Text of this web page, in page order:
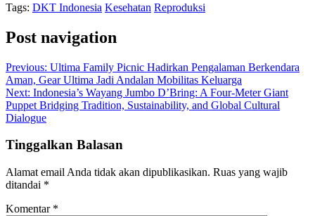
Tags: DKT Indonesia Kesehatan Reproduksi
Post navigation
Previous: Ultima Family Picnic Hadirkan Pengalaman Berkendara
Aman, Gear Ultima Jadi Andalan Mobilitas Keluarga
Next: Indonesia’s Wayang Jumbo D’Bring: A Four-Meter Giant
Puppet Bridging Tradition, Sustainability, and Global Cultural
Dialogue
Tinggalkan Balasan
Alamat email Anda tidak akan dipublikasikan. Ruas yang wajib
ditandai *
Komentar *